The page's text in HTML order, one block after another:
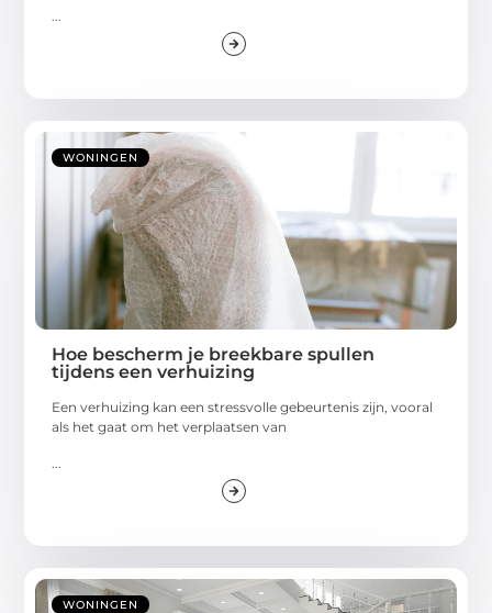
...
WONINGEN
Hoe bescherm je breekbare spullen
tijdens een verhuizing
Een verhuizing kan een stressvolle gebeurtenis zijn, vooral
als het gaat om het verplaatsen van
WONINGEN